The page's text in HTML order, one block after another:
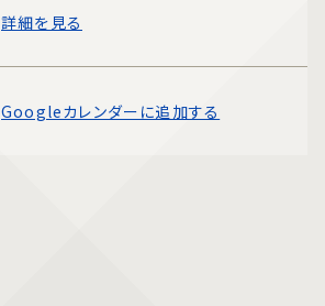
詳細を見る
Googleカレンダーに追加する